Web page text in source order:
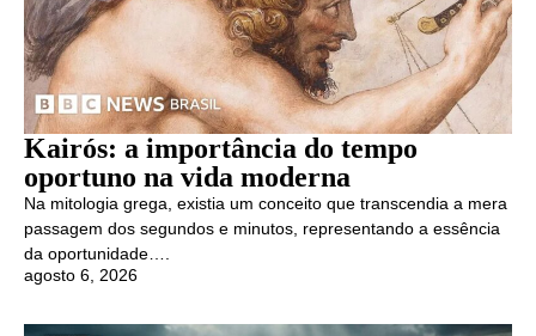
Kairós: a importância do tempo
oportuno na vida moderna
Na mitologia grega, existia um conceito que transcendia a mera
passagem dos segundos e minutos, representando a essência
da oportunidade….
agosto 6, 2026